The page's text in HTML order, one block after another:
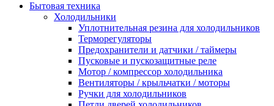
Бытовая техника
Холодильники
Уплотнительная резина для холодильников
Терморегуляторы
Предохранители и датчики / таймеры
Пусковые и пускозащитные реле
Мотор / компрессор холодильника
Вентиляторы / крыльчатки / моторы
Ручки для холодильников